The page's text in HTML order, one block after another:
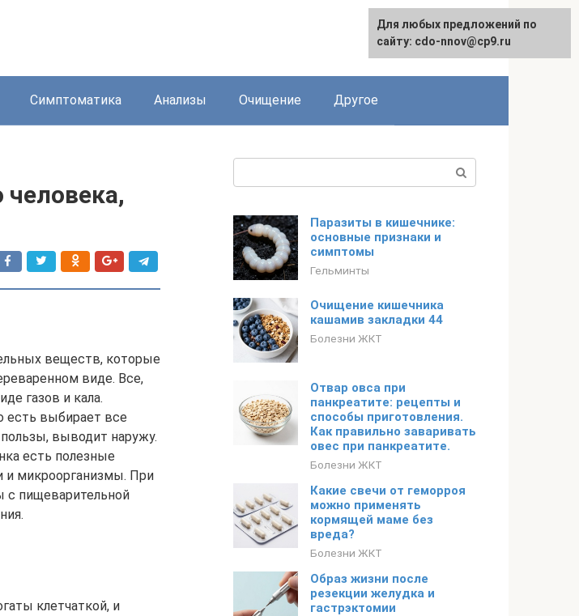
Симптоматика Анализы Очищение Другое
веществ, которые
виде. Все,
газов и кала.
есть выбирает все
пользы, выводит наружу.
есть полезные
и микроорганизмы. При
с пищеварительной
клетчаткой, и
Паразиты в кишечнике:
основные признаки и
симптомы
Гельминты
Очищение кишечника
кашамив закладки 44
Болезни ЖКТ
Отвар овса при
панкреатите: рецепты и
способы приготовления.
Как правильно заваривать
овес при панкреатите.
Болезни ЖКТ
Какие свечи от геморроя
можно применять
кормящей маме без
вреда?
Болезни ЖКТ
Образ жизни после
резекции желудка и
гастрэктомии
Для любых предложений по
сайту: cdo-nnov@cp9.ru